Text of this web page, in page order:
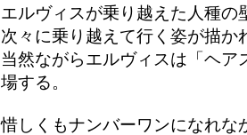
エルヴィスが乗り越えた人種の
次々に乗り越えて行く姿が描か
当然ながらエルヴィスは「ヘア
場する。
惜しくもナンバーワンになれな